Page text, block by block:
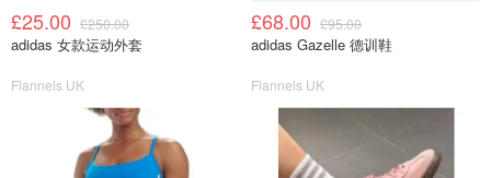
£25.00 £250.00
adidas 女款运动外套
Flannels UK
£68.00 £95.00
adidas Gazelle 德训鞋
Flannels UK